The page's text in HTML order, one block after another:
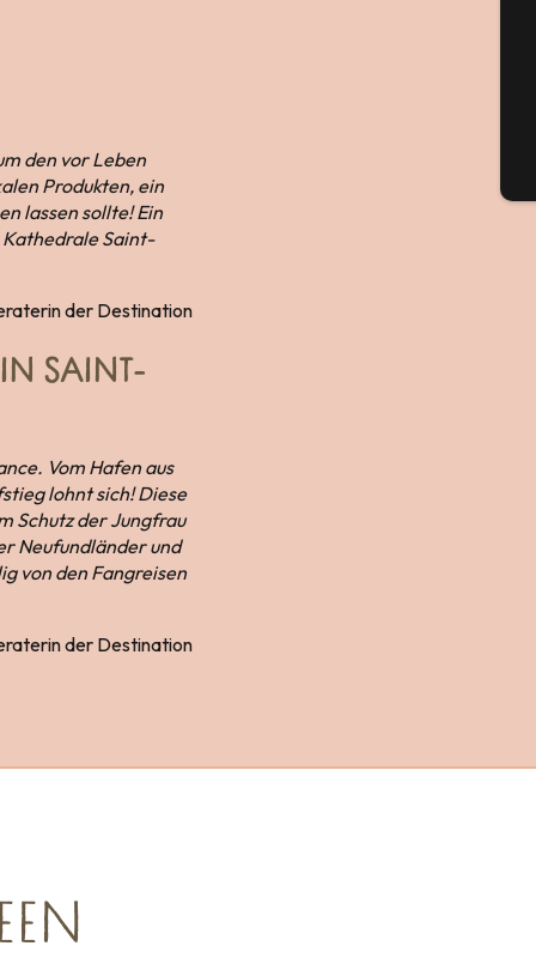
den vor Leben
Produkten, ein
lassen sollte! Ein
Saint-
der Destination
IN SAINT-
Vom Hafen aus
lohnt sich! Diese
Schutz der Jungfrau
Neufundländer und
von den Fangreisen
der Destination